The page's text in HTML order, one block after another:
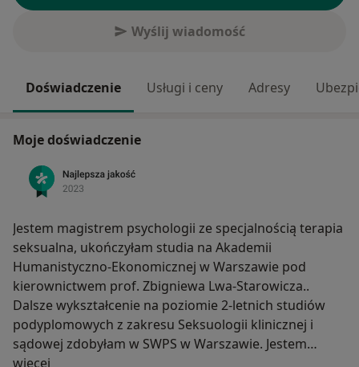
Wyślij wiadomość
Doświadczenie Usługi i ceny Adresy
Moje doświadczenie
Jestem magistrem psychologii ze specjalnością terapia
seksualna, ukończyłam studia na Akademii
Humanistyczno-Ekonomicznej w Warszawie pod
kierownictwem prof. Zbigniewa Lwa-Starowicza..
Dalsze wykształcenie na poziomie 2-letnich studiów
podyplomowych z zakresu Seksuologii klinicznej i
sądowej zdobyłam w SWPS w Warszawie. Jestem
terapeutą w nurcie TSR w trakcie szkolenia. Z osobami
więcej